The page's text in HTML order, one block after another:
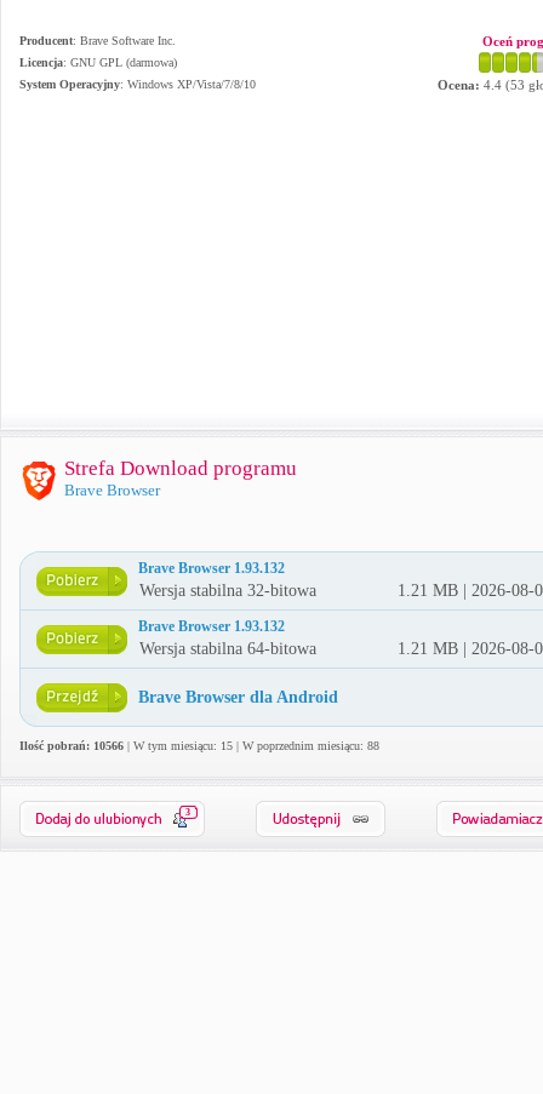
Producent: Brave Software Inc.
Licencja: GNU GPL (darmowa)
System Operacyjny: Windows XP/Vista/7/8/10
Oceń
Ocena: 4.4 (53
Strefa Download programu
Brave Browser
Brave Browser 1.93.132
Wersja stabilna 32-bitowa 1.21 MB | 2026-08-
Brave Browser 1.93.132
Wersja stabilna 64-bitowa 1.21 MB | 2026-08-
Brave Browser dla Android
Ilość pobrań: 10566 | W tym miesiącu: 15 | W poprzednim miesiącu: 88
3